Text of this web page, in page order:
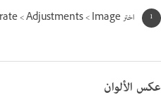
اختر Image >‏ Adjustments >‏ Desaturate.
عكس الألوان